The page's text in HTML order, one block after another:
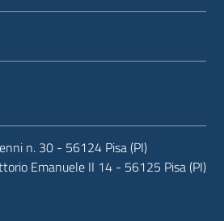
n. 30 - 56124 Pisa (PI)
Emanuele II 14 - 56125 Pisa (PI)